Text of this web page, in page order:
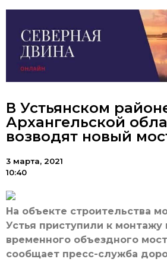
В Устьянском
Архангельской
возводят новый
3 марта, 2021
10:40
На объекте строительства
Устья приступили к монтажу
временного объездного
сообщает пресс-служба